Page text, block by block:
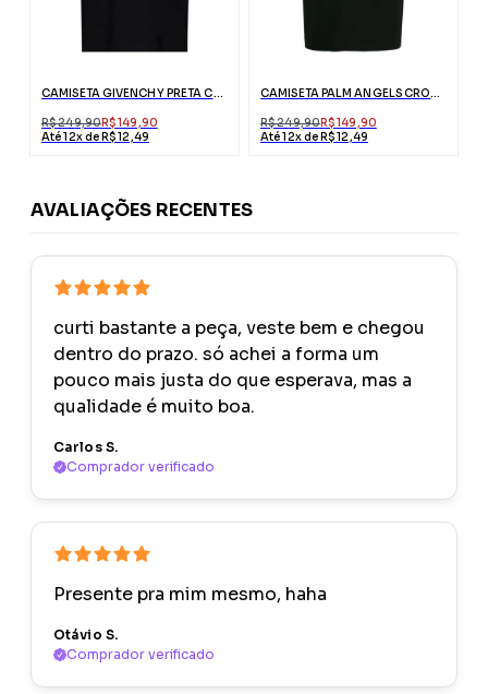
CAMISETA GIVENCHY PRETA COM EFEITO RASGADO
R$ 249,90R$ 149,90
Até 12x de R$ 12,49
CAMISETA PALM ANGELS CROCODILO PRETA COM LOGO
R$ 249,90R$ 149,90
Até 12x de R$ 12,49
AVALIAÇÕES RECENTES
curti bastante a peça, veste bem e chegou
dentro do prazo. só achei a forma um
pouco mais justa do que esperava, mas a
qualidade é muito boa.
Carlos S.
Comprador verificado
Presente pra mim mesmo, haha
Otávio S.
Comprador verificado